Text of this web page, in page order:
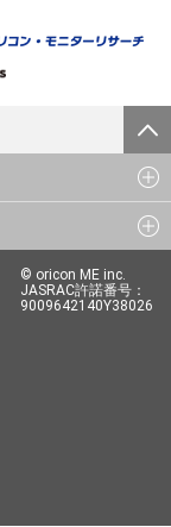
© oricon ME inc.
JASRAC許諾番号：
9009642140Y38026